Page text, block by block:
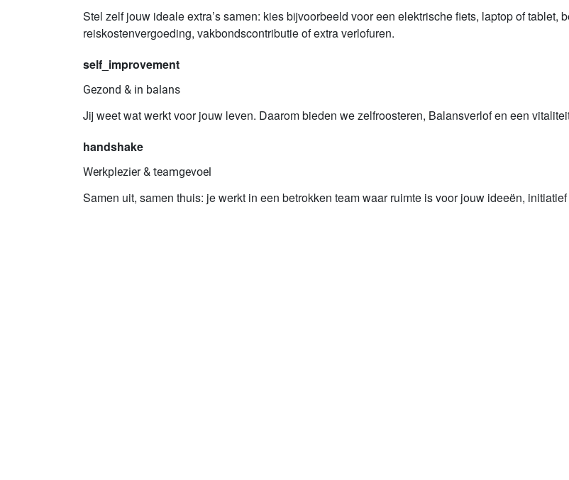
Stel zelf jouw ideale extra’s samen: kies bijvoorbeeld voor een elektrische fiets, laptop of tablet,
reiskostenvergoeding, vakbondscontributie of extra verlofuren.
self_improvement
Gezond & in balans
Jij weet wat werkt voor jouw leven. Daarom bieden we zelfroosteren, Balansverlof en een
handshake
Werkplezier & teamgevoel
Samen uit, samen thuis: je werkt in een betrokken team waar ruimte is voor jouw ideeën,